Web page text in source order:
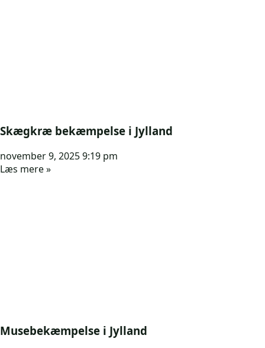
Skægkræ bekæmpelse i Jylland
november 9, 20259:19 pm
Læs mere »
Musebekæmpelse i Jylland